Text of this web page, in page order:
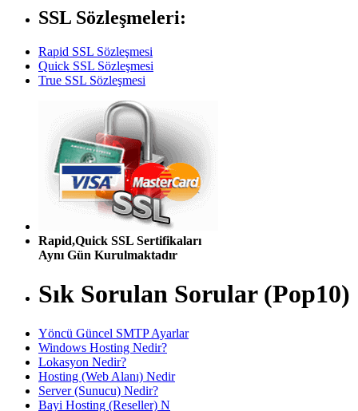
SSL Sözleşmeleri:
Rapid SSL Sözleşmesi
Quick SSL Sözleşmesi
True SSL Sözleşmesi
Rapid,Quick SSL Sertifikaları
Aynı Gün Kurulmaktadır
Sık Sorulan Sorular (Pop10)
Yöncü Güncel SMTP Ayarlar
Windows Hosting Nedir?
Lokasyon Nedir?
Hosting (Web Alanı) Nedir
Server (Sunucu) Nedir?
Bayi Hosting (Reseller) N